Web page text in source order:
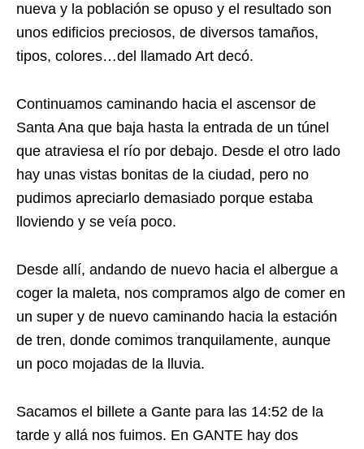
nueva y la población se opuso y el resultado son
unos edificios preciosos, de diversos tamaños,
tipos, colores…del llamado Art decó.
Continuamos caminando hacia el ascensor de
Santa Ana que baja hasta la entrada de un túnel
que atraviesa el río por debajo. Desde el otro lado
hay unas vistas bonitas de la ciudad, pero no
pudimos apreciarlo demasiado porque estaba
lloviendo y se veía poco.
Desde allí, andando de nuevo hacia el albergue a
coger la maleta, nos compramos algo de comer en
un super y de nuevo caminando hacia la estación
de tren, donde comimos tranquilamente, aunque
un poco mojadas de la lluvia.
Sacamos el billete a Gante para las 14:52 de la
tarde y allá nos fuimos. En GANTE hay dos